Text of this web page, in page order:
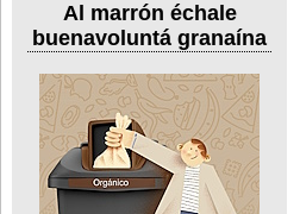
Al marrón échale
buenavoluntá granaína